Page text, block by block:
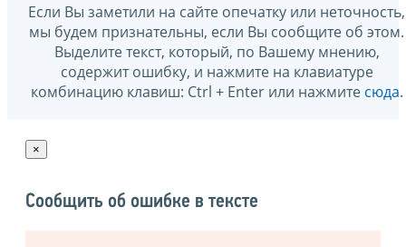
Если Вы заметили на сайте опечатку или неточность,
мы будем признательны, если Вы сообщите об этом.
Выделите текст, который, по Вашему мнению,
содержит ошибку, и нажмите на клавиатуре
комбинацию клавиш: Ctrl + Enter или нажмите сюда.
×
Сообщить об ошибке в тексте